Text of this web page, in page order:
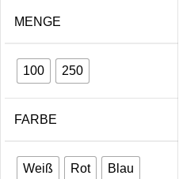
MENGE
100 250
FARBE
Weiß Rot Blau